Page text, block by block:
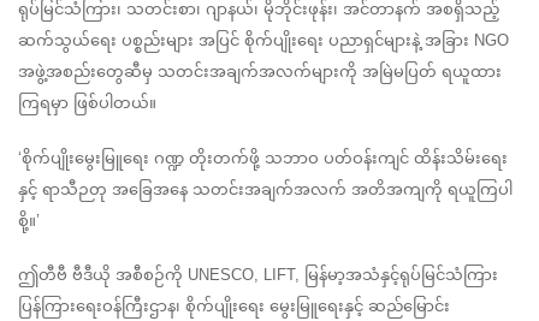
ရုပ်မြင်သံကြား၊ သတင်းစာ၊ ဂျာနယ်၊ မိုဘိုင်းဖုန်း၊ အင်တာနက် အစရှိသည့်
ဆက်သွယ်ရေး ပစ္စည်းများ အပြင် စိုက်ပျိုးရေး ပညာရှင်များနဲ့ အခြား NGO
အဖွဲ့အစည်းတွေဆီမှ သတင်းအချက်အလက်များကို အမြဲမပြတ် ရယူထား
ကြရမှာ ဖြစ်ပါတယ်။
‘စိုက်ပျိုးမွေးမြူရေး ဂဏ္ဍ တိုးတက်ဖို့ သဘာဝ ပတ်ဝန်းကျင် ထိန်းသိမ်းရေး
နှင့် ရာသီဉတု အခြေအနေ သတင်းအချက်အလက် အတိအကျကို ရယူကြပါ
စို့။’
ဤတီဗီ ဗီဒီယို အစီစဉ်ကို UNESCO, LIFT, မြန်မာ့အသံနှင့်ရုပ်မြင်သံကြား
ပြန်ကြားရေးဝန်ကြီးဌာန၊ စိုက်ပျိုးရေး မွေးမြူရေးနှင့် ဆည်မြောင်း